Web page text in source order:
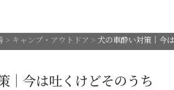
> キャンプ・アウトドア > 犬の車酔い対策｜今
｜今は吐くけどそのうち